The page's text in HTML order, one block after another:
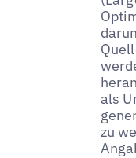
als
zu